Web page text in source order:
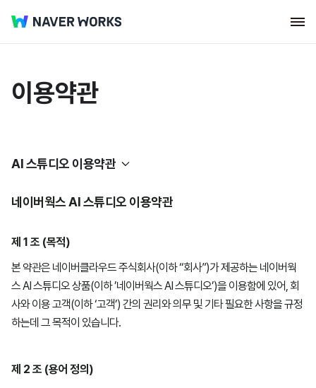
이용약관
AI 스튜디오 이용약관
서비스 이용약관
네이버웍스
네이버웍스 코어
웍스 드라이브
클로바노트
SLA
네이버웍스 코어
웍스 드라이브
클로바노트
네이버웍스 AI 스튜디오 이용약관
제 1 조 (목적)
본 약관은 네이버클라우드 주식회사(이하 “회사”)가 제공하는 네이버웍
스 AI 스튜디오 상품(이하 ’네이버웍스 AI 스튜디오’)을 이용함에 있어, 회
사와 이용 고객(이하 ‘고객’) 간의 권리와 의무 및 기타 필요한 사항을 규정
하는데 그 목적이 있습니다.
제 2 조 (용어 정의)